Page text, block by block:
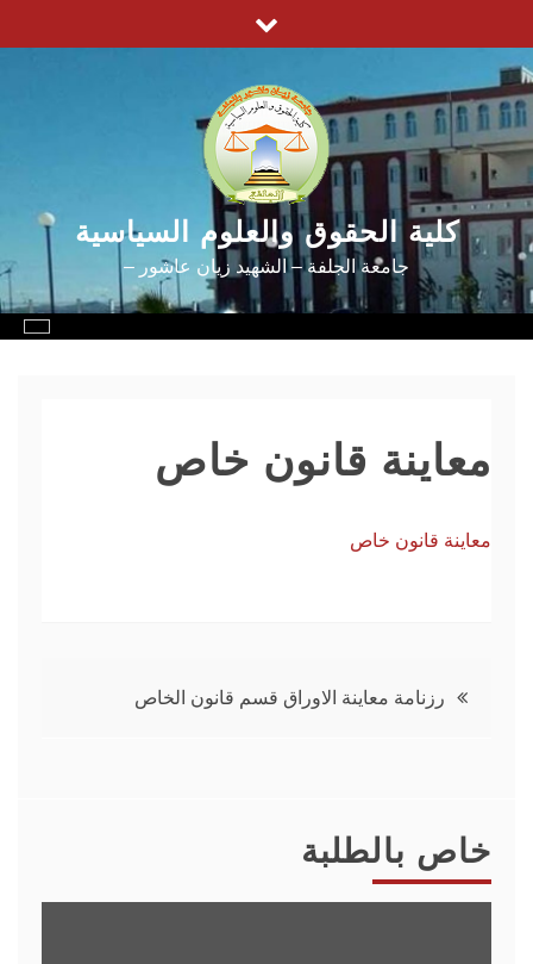
to
content
كلية الحقوق والعلوم السياسية
جامعة الجلفة – الشهيد زيان عاشور –
معاينة قانون خاص
معاينة قانون خاص
تصفّح
رزنامة معاينة الاوراق قسم قانون الخاص
خاص بالطلبة